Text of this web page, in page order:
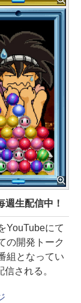
生配信中！
YouTubeにて
の開発トーク
組となってい
される。